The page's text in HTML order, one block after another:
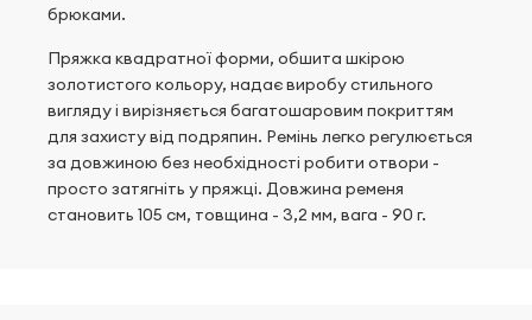
брюками.
Пряжка квадратної форми, обшита шкірою
золотистого кольору, надає виробу стильного
вигляду і вирізняється багатошаровим покриттям
для захисту від подряпин. Ремінь легко регулюється
за довжиною без необхідності робити отвори -
просто затягніть у пряжці. Довжина ременя
становить 105 см, товщина - 3,2 мм, вага - 90 г.